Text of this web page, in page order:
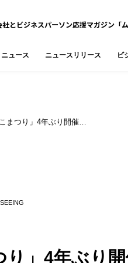
社とビジネスパーソン応援マガジン「ム
ニュース ニュースリリース ビ
つり」4年ぶり開催…
り」4年ぶり